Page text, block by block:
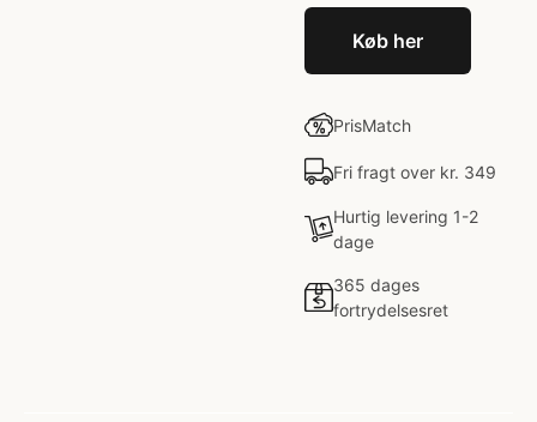
Køb her
PrisMatch
Fri fragt over kr. 349
Hurtig levering 1-2
dage
365 dages
fortrydelsesret